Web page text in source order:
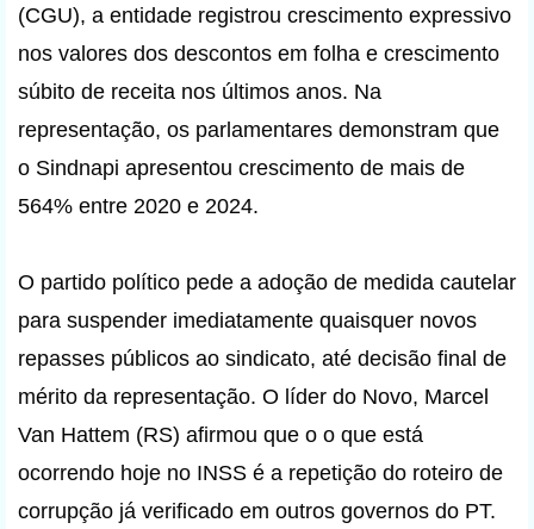
(CGU), a entidade registrou crescimento expressivo
nos valores dos descontos em folha e crescimento
súbito de receita nos últimos anos. Na
representação, os parlamentares demonstram que
o Sindnapi apresentou crescimento de mais de
564% entre 2020 e 2024.
O partido político pede a adoção de medida cautelar
para suspender imediatamente quaisquer novos
repasses públicos ao sindicato, até decisão final de
mérito da representação. O líder do Novo, Marcel
Van Hattem (RS) afirmou que o o que está
ocorrendo hoje no INSS é a repetição do roteiro de
corrupção já verificado em outros governos do PT.